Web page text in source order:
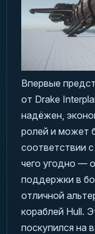
Впервые
от Drake
надёжен,
ролей и может
соответствии
чего угодно —
поддержки в
отличной
кораблей Hull.
поскупился на